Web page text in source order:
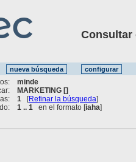
Consultar
minde
MARKETING []
1 [Refinar la búsqueda]
1 .. 1 en el formato [iaha]